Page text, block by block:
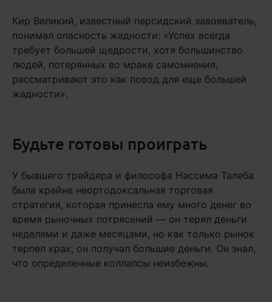
Кир Великий, известный персидский завоеватель,
понимал опасность жадности: «Успех всегда
требует большей щедрости, хотя большинство
людей, потерянных во мраке самомнения,
рассматривают это как повод для еще большей
жадности».
Будьте готовы проиграть
У бывшего трейдера и философа Нассима Талеба
была крайне неортодоксальная торговая
стратегия, которая принесла ему много денег во
время рыночных потрясений — он терял деньги
неделями и даже месяцами, но как только рынок
терпел крах, он получал большие деньги. Он знал,
что определенные коллапсы неизбежны.